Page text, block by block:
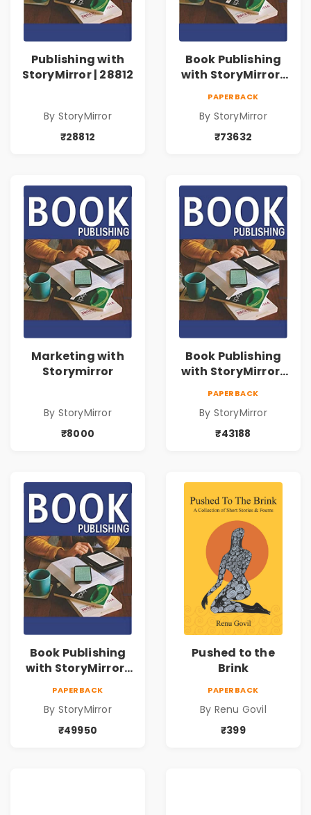
Publishing with
StoryMirror | 28812
By StoryMirror
₹28812
Book Publishing
with StoryMirror |
PAPERBACK
By StoryMirror
₹73632
Marketing with
Storymirror
By StoryMirror
₹8000
Book Publishing
with StoryMirror |
PAPERBACK
By StoryMirror
₹43188
Book Publishing
with StoryMirror |
PAPERBACK
By StoryMirror
₹49950
Pushed to the
Brink
PAPERBACK
By Renu Govil
₹399